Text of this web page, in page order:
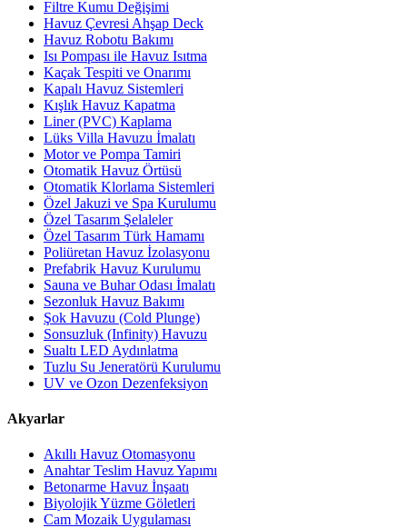
Filtre Kumu Değişimi
Havuz Çevresi Ahşap Deck
Havuz Robotu Bakımı
Isı Pompası ile Havuz Isıtma
Kaçak Tespiti ve Onarımı
Kapalı Havuz Sistemleri
Kışlık Havuz Kapatma
Liner (PVC) Kaplama
Lüks Villa Havuzu İmalatı
Motor ve Pompa Tamiri
Otomatik Havuz Örtüsü
Otomatik Klorlama Sistemleri
Özel Jakuzi ve Spa Kurulumu
Özel Tasarım Şelaleler
Özel Tasarım Türk Hamamı
Poliüretan Havuz İzolasyonu
Prefabrik Havuz Kurulumu
Sauna ve Buhar Odası İmalatı
Sezonluk Havuz Bakımı
Şok Havuzu (Cold Plunge)
Sonsuzluk (Infinity) Havuzu
Sualtı LED Aydınlatma
Tuzlu Su Jeneratörü Kurulumu
UV ve Ozon Dezenfeksiyon
Akyarlar
Akıllı Havuz Otomasyonu
Anahtar Teslim Havuz Yapımı
Betonarme Havuz İnşaatı
Biyolojik Yüzme Göletleri
Cam Mozaik Uygulaması